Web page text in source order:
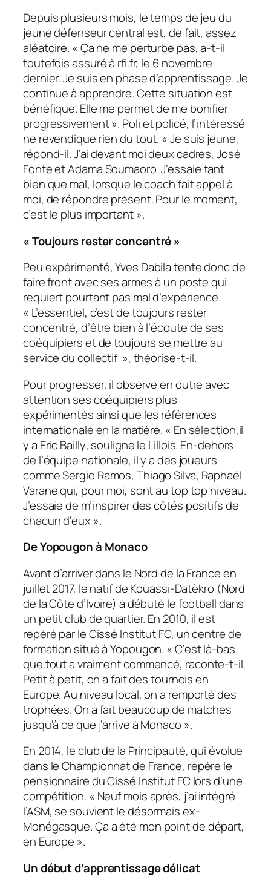
Depuis plusieurs mois, le temps de jeu du
jeune défenseur central est, de fait, assez
aléatoire. «Ça ne me perturbe pas, a-t-il
toutefois assuré à rfi.fr, le 6 novembre
dernier.Je suis en phase d’apprentissage. Je
continue à apprendre. Cette situation est
bénéfique. Elle me permet de me bonifier
progressivement». Poli et policé, l’intéressé
ne revendique rien du tout. «Je suis jeune,
répond-il.J’ai devant moi deux cadres, José
Fonte et Adama Soumaoro. J’essaie tant
bien que mal, lorsque le coach fait appel à
moi, de répondre présent. Pour le moment,
c’est le plus important».
«Toujours rester concentré»
Peu expérimenté, Yves Dabila tente donc de
faire front avec ses armes à un poste qui
requiert pourtant pas mal d’expérience.
« L’essentiel, c’est de toujours rester
concentré, d’être bien à l’écoute de ses
coéquipiers et de toujours se mettre au
service du collectif», théorise-t-il.
Pour progresser, il observe en outre avec
attention ses coéquipiers plus
expérimentés ainsi que les références
internationale en la matière. « En sélection,il
y a Eric Bailly, souligne le Lillois. En-dehors
de l’équipe nationale, il y a des joueurs
comme Sergio Ramos, Thiago Silva, Raphaël
Varane qui, pour moi, sont au top top niveau.
J’essaie de m’inspirer des côtés positifs de
chacun d’eux ».
De Yopougon à Monaco
Avant d’arriver dans le Nord de la France en
juillet 2017, le natif de Kouassi-Datèkro (Nord
de la Côte d’Ivoire) a débuté le football dans
un petit club de quartier. En 2010, il est
repéré par le Cissé Institut FC, un centre de
formation situé à Yopougon. «C’est là-bas
que tout a vraiment commencé, raconte-t-il.
Petit à petit, on a fait des tournois en
Europe. Au niveau local, on a remporté des
trophées. On a fait beaucoup de matches
jusqu’à ce que j’arrive à Monaco ».
En 2014, le club de la Principauté, qui évolue
dans le Championnat de France, repère le
pensionnaire du Cissé Institut FC lors d’une
compétition. « Neuf mois après, j’ai intégré
l’ASM, se souvient le désormais ex-
Monégasque.Ça a été mon point de départ,
en Europe ».
Un début d’apprentissage délicat